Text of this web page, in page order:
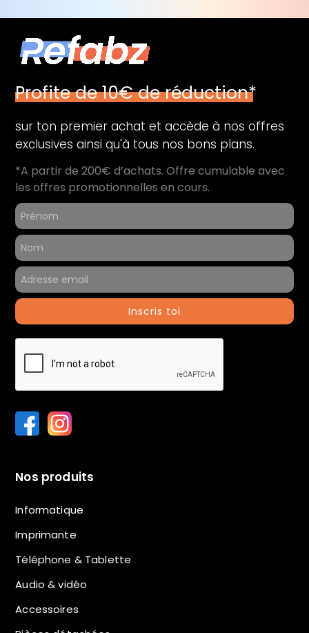
Profite de 10€ de réduction*
sur ton premier achat et accède à nos offres
exclusives ainsi qu'à tous nos bons plans.
*A partir de 200€ d’achats. Offre cumulable avec
les offres promotionnelles en cours.
Inscris toi
Nos produits
Informatique
Imprimante
Téléphone & Tablette
Audio & vidéo
Accessoires